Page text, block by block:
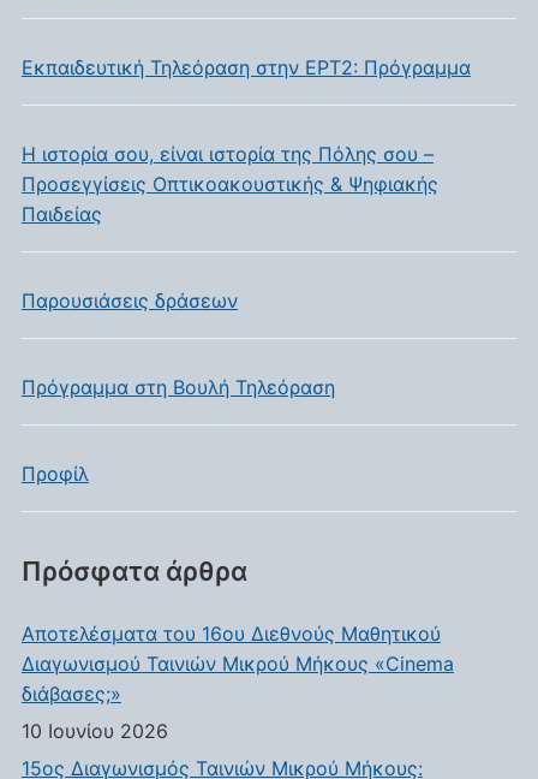
Εκπαιδευτική Τηλεόραση στην ΕΡΤ2: Πρόγραμμα
Η ιστορία σου, είναι ιστορία της Πόλης σου –
Προσεγγίσεις Οπτικοακουστικής & Ψηφιακής
Παιδείας
Παρουσιάσεις δράσεων
Πρόγραμμα στη Βουλή Τηλεόραση
Προφίλ
Πρόσφατα άρθρα
Αποτελέσματα του 16ου Διεθνούς Μαθητικού
Διαγωνισμού Ταινιών Μικρού Μήκους «Cinema
διάβασες;»
10 Ιουνίου 2026
15ος Διαγωνισμός Ταινιών Μικρού Μήκους: